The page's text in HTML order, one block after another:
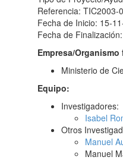
Referencia: TIC2003-
Fecha de Inicio: 15-
Fecha de
Empresa/
Ministerio de
Equipo:
Investigadores:
Isabel
Otros
Manuel
Manuel